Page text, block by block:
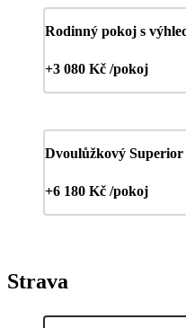
Rodinný pokoj s
+3 080 Kč /pokoj
Dvoulůžkový Superior
+6 180 Kč /pokoj
Strava